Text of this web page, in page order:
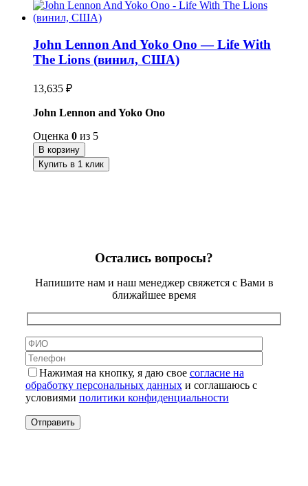
John Lennon And Yoko Ono — Life With
The Lions (винил, США)
13,635 ₽
John Lennon and Yoko Ono
Оценка 0 из 5
В корзину
Купить в 1 клик
Остались вопросы?
Напишите нам и наш менеджер свяжется с Вами в
ближайшее время
Нажимая на кнопку, я даю свое согласие на
обработку персональных данныхи соглашаюсь с
условиями политики конфиденциальности